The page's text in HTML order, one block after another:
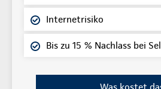
Internetrisiko
Bis zu 15 % Nachlass bei